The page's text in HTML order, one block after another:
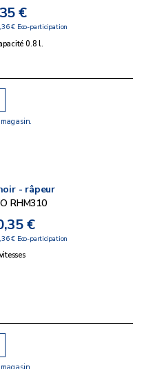
€
€ Eco-participation
0.8 l.
- râpeur
RHM310
€
€ Eco-participation